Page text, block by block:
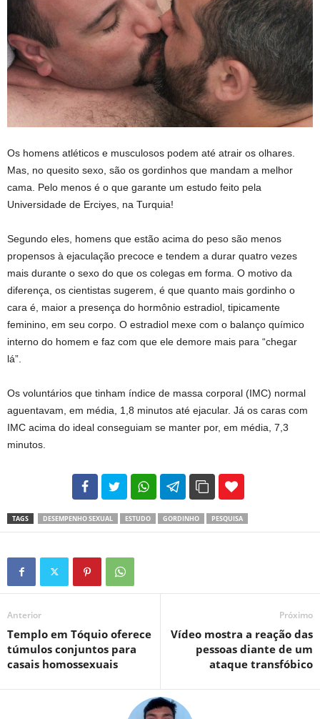
Os homens atléticos e musculosos podem até atrair os olhares.
Mas, no quesito sexo, são os gordinhos que mandam a melhor
cama. Pelo menos é o que garante um estudo feito pela
Universidade de Erciyes, na Turquia!
Segundo eles, homens que estão acima do peso são menos
propensos à ejaculação precoce e tendem a durar quatro vezes
mais durante o sexo do que os colegas em forma. O motivo da
diferença, os cientistas sugerem, é que quanto mais gordinho o
cara é, maior a presença do hormônio estradiol, tipicamente
feminino, em seu corpo. O estradiol mexe com o balanço químico
interno do homem e faz com que ele demore mais para “chegar
lá”.
Os voluntários que tinham índice de massa corporal (IMC) normal
aguentavam, em média, 1,8 minutos até ejacular. Já os caras com
IMC acima do ideal conseguiam se manter por, em média, 7,3
minutos.
102 35
TAGS DESEMPENHO SEXUAL ESTUDO GORDINHO PESQUISA
Anterior
Templo em Tóquio oferece
túmulos conjuntos para
casais homossexuais
Próximo
Vídeo mostra a reação das
pessoas diante de um
ataque transfóbico